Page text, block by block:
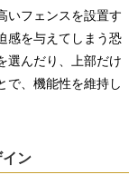
いフェンスを設置す
感を与えてしまう恐
選んだり、上部だけ
で、機能性を維持し
ン